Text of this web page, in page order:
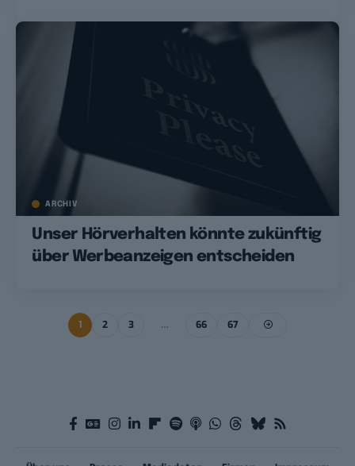
ARCHIV
Unser Hörverhalten könnte zukünftig
über Werbeanzeigen entscheiden
1 2 3 … 66 67